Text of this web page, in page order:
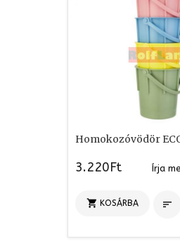
Homokozóvödör
3.220Ft Írja
 KOSÁRBA 